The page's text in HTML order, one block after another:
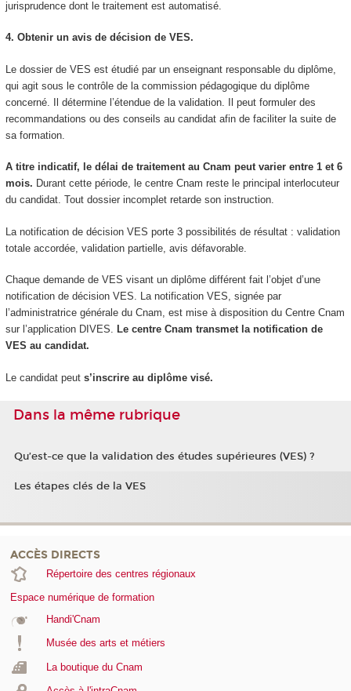
jurisprudence dont le traitement est automatisé.
4. Obtenir un avis de décision de VES.
Le dossier de VES est étudié par un enseignant responsable du diplôme,
qui agit sous le contrôle de la commission pédagogique du diplôme
concerné. Il détermine l’étendue de la validation. Il peut formuler des
recommandations ou des conseils au candidat afin de faciliter la suite de
sa formation.
A titre indicatif, le délai de traitement au Cnam peut varier entre 1 et 6
mois. Durant cette période, le centre Cnam reste le principal interlocuteur
du candidat. Tout dossier incomplet retarde son instruction.
La notification de décision VES porte 3 possibilités de résultat : validation
totale accordée, validation partielle, avis défavorable.
Chaque demande de VES visant un diplôme différent fait l’objet d’une
notification de décision VES. La notification VES, signée par
l’administratrice générale du Cnam, est mise à disposition du Centre Cnam
sur l’application DIVES. Le centre Cnam transmet la notification de
VES au candidat.
Le candidat peut s’inscrire au diplôme visé.
Dans la même rubrique
Qu’est-ce que la validation des études supérieures (VES) ?
Les étapes clés de la VES
ACCÈS DIRECTS
Répertoire des centres régionaux
Espace numérique de formation
Handi'Cnam
Musée des arts et métiers
La boutique du Cnam